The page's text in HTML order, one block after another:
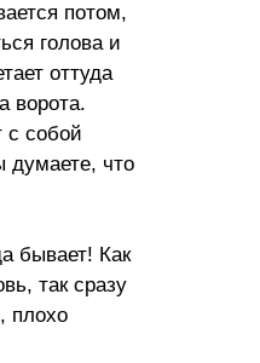
потом,
голова и
оттуда
ворота.
с собой
думаете, что
бывает! Как
так сразу
плохо